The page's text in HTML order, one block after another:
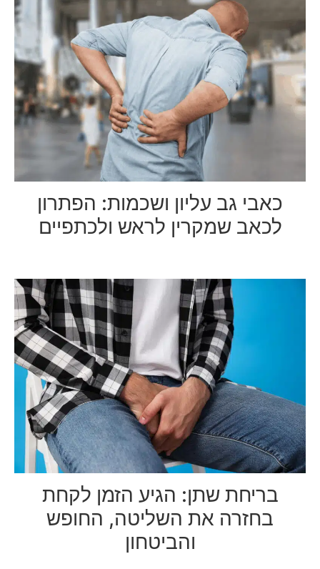
כאבי גב עליון ושכמות: הפתרון
לכאב שמקרין לראש ולכתפיים
בריחת שתן: הגיע הזמן לקחת
בחזרה את השליטה, החופש
והביטחון